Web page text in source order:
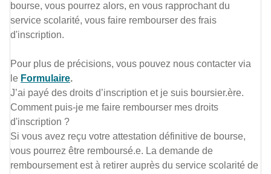
bourse, vous pourrez alors, en vous rapprochant du
service scolarité, vous faire rembourser des frais
d'inscription.
Pour plus de précisions, vous pouvez nous contacter via
le Formulaire.
J’ai payé des droits d’inscription et je suis boursier.ère.
Comment puis-je me faire rembourser mes droits
d'inscription ?
Si vous avez reçu votre attestation définitive de bourse,
vous pourrez être remboursé.e. La demande de
remboursement est à retirer auprès du service scolarité de